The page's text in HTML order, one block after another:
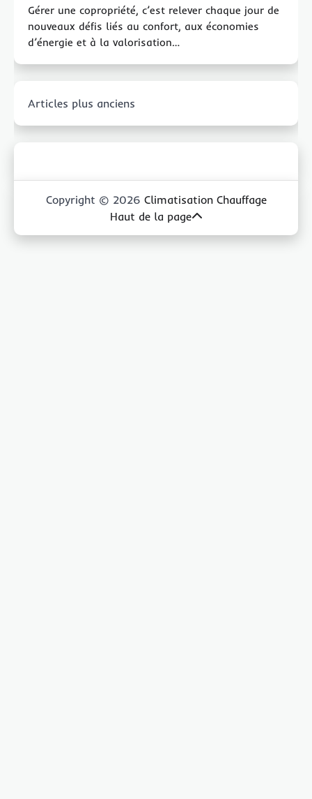
Gérer une copropriété, c’est relever chaque jour de
nouveaux défis liés au confort, aux économies
d’énergie et à la valorisation…
des
articles
Articles plus anciens
Copyright © 2026 Climatisation Chauffage
Haut de la page